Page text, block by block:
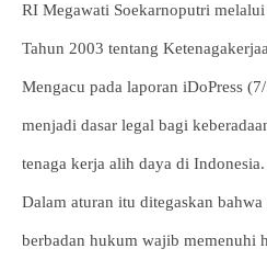
RI Megawati Soekarnoputri
Tahun 2003 tentang
Mengacu pada laporan iDoPress
menjadi dasar legal bagi
tenaga kerja alih daya di Indonesia.
Dalam aturan itu ditegaskan
berbadan hukum wajib memenuhi